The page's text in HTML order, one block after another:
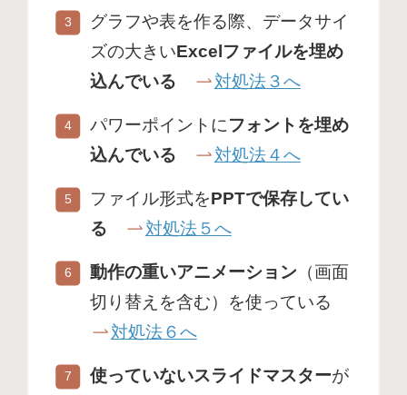
グラフや表を作る際、データサイ
ズの大きいExcelファイルを埋め
込んでいる
対処法３へ
パワーポイントにフォントを埋め
込んでいる
対処法４へ
ファイル形式をPPTで保存してい
る
対処法５へ
動作の重いアニメーション （画面
切り替えを含む）を使っている
対処法６へ
使っていないスライドマスターが